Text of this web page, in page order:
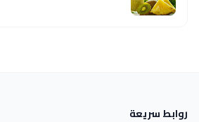
روابط سريعة